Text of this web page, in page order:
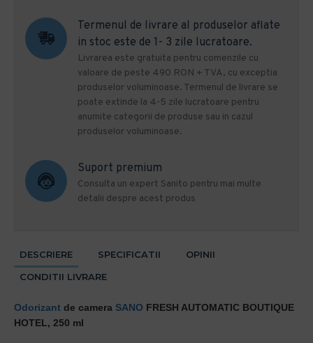
Termenul de livrare al produselor aflate
in stoc este de 1- 3 zile lucratoare.
Livrarea este gratuita pentru comenzile cu
valoare de peste 490 RON + TVA, cu exceptia
produselor voluminoase. Termenul de livrare se
poate extinde la 4-5 zile lucratoare pentru
anumite categorii de produse sau in cazul
produselor voluminoase.
Suport premium
Consulta un expert Sanito pentru mai multe
detalii despre acest produs
DESCRIERE SPECIFICATII
OPINII
CONDITII LIVRARE
Odorizant de camera SANO FRESH AUTOMATIC BOUTIQUE
HOTEL, 250 ml